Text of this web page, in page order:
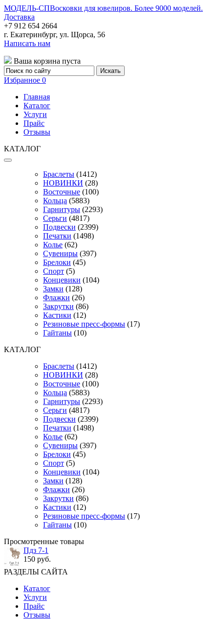
МОДЕЛЬ-СПВосковки для ювелиров. Более 9000 моделей.
Доставка
+7 912 654 2664
г. Екатеринбург, ул. Щорса, 56
Написать нам
Ваша корзина пуста
Избранное 0
Главная
Каталог
Услуги
Прайс
Отзывы
КАТАЛОГ
Браслеты (1412)
НОВИНКИ (28)
Восточные (100)
Кольца (5883)
Гарнитуры (2293)
Серьги (4817)
Подвески (2399)
Печатки (1498)
Колье (62)
Сувениры (397)
Брелоки (45)
Спорт (5)
Концевики (104)
Замки (128)
Флажки (26)
Закрутки (86)
Кастики (12)
Резиновые пресс-формы (17)
Гайтаны (10)
КАТАЛОГ
Браслеты (1412)
НОВИНКИ (28)
Восточные (100)
Кольца (5883)
Гарнитуры (2293)
Серьги (4817)
Подвески (2399)
Печатки (1498)
Колье (62)
Сувениры (397)
Брелоки (45)
Спорт (5)
Концевики (104)
Замки (128)
Флажки (26)
Закрутки (86)
Кастики (12)
Резиновые пресс-формы (17)
Гайтаны (10)
Просмотренные товары
Пдз 7-1
150 руб.
РАЗДЕЛЫ САЙТА
Каталог
Услуги
Прайс
Отзывы